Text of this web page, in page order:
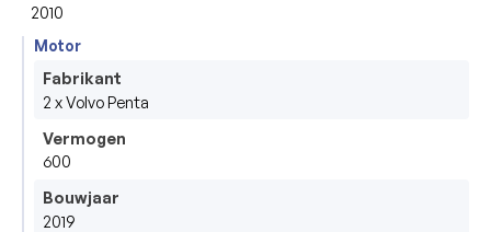
2010
Motor
Fabrikant
2 x Volvo Penta
Vermogen
600
Bouwjaar
2019